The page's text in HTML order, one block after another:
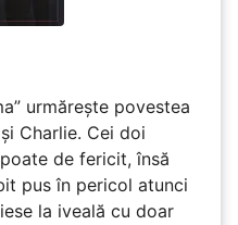
urmărește povestea
Charlie. Cei doi
de fericit, însă
pus în pericol atunci
la iveală cu doar